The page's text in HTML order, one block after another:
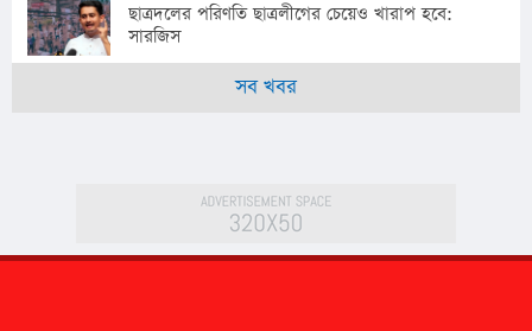
ছাত্রদলের পরিণতি ছাত্রলীগের চেয়েও খারাপ হবে:
সারজিস
সব খবর